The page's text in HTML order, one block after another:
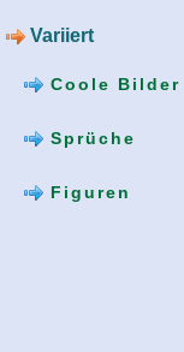
Variiert
Coole Bilder
Sprüche
Figuren